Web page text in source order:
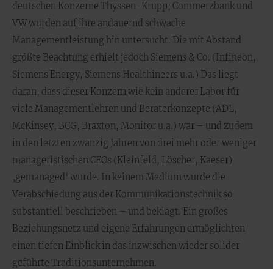
deutschen Konzerne Thyssen-Krupp, Commerzbank und
VW wurden auf ihre andauernd schwache
Managementleistung hin untersucht. Die mit Abstand
größte Beachtung erhielt jedoch Siemens & Co. (Infineon,
Siemens Energy, Siemens Healthineers u.a.) Das liegt
daran, dass dieser Konzern wie kein anderer Labor für
viele Managementlehren und Beraterkonzepte (ADL,
McKinsey, BCG, Braxton, Monitor u.a.) war – und zudem
in den letzten zwanzig Jahren von drei mehr oder weniger
manageristischen CEOs (Kleinfeld, Löscher, Kaeser)
‚gemanaged‘ wurde. In keinem Medium wurde die
Verabschiedung aus der Kommunikationstechnik so
substantiell beschrieben – und beklagt. Ein großes
Beziehungsnetz und eigene Erfahrungen ermöglichten
einen tiefen Einblick in das inzwischen wieder solider
geführte Traditionsunternehmen.